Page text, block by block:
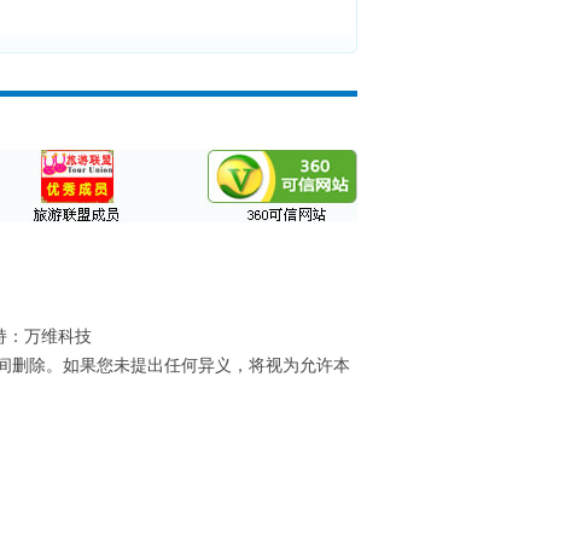
万维科技
删除。如果您未提出任何异义，将视为允许本